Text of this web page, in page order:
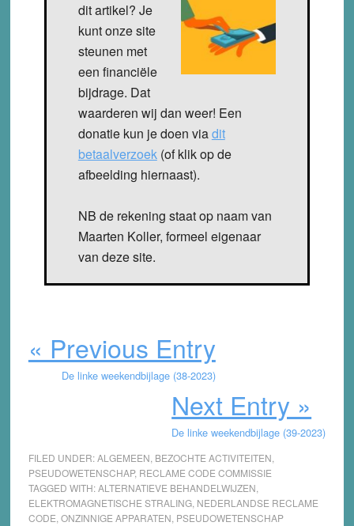
dit artikel? Je
kunt onze site
steunen met
een financiële
bijdrage. Dat
waarderen wij dan weer! Een
donatie kun je doen viadit
betaalverzoek(of klik op de
afbeelding hiernaast).
NB de rekening staat op naam van
Maarten Koller, formeel eigenaar
van deze site.
« Previous Entry
De linke weekendbijlage (38-2023)
Next Entry »
De linke weekendbijlage (39-2023)
FILED UNDER:ALGEMEEN BEZOCHTE ACTIVITEITEN
PSEUDOWETENSCHAP, RECLAME CODE COMMISSIE
TAGGED WITH:ALTERNATIEVE BEHANDELWIJZEN
ELEKTROMAGNETISCHE STRALING, NEDERLANDSE RECLAME
CODE ONZINNIGE APPARATEN PSEUDOWETENSCHAP